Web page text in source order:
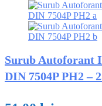
Surub Autoforant
DIN 7504P PH2 –